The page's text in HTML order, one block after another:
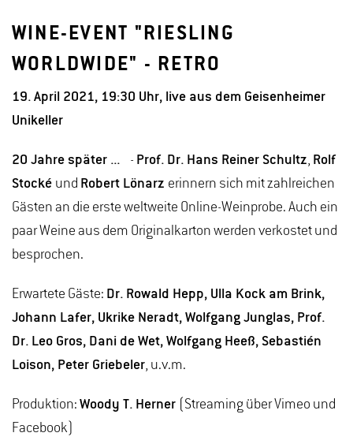
WINE-EVENT "RIESLING
WORLDWIDE" - RETRO
19. April 2021, 19:30 Uhr, live aus dem Geisenheimer
Unikeller
20 Jahre später ... - Prof. Dr. Hans Reiner Schultz, Rolf
Stocké und Robert Lönarz erinnern sich mit zahlreichen
Gästen an die erste weltweite Online-Weinprobe. Auch ein
paar Weine aus dem Originalkarton werden verkostet und
besprochen.
Erwartete Gäste: Dr. Rowald Hepp, Ulla Kock am Brink,
Johann Lafer, Ukrike Neradt, Wolfgang Junglas, Prof.
Dr. Leo Gros, Dani de Wet, Wolfgang Heeß, Sebastién
Loison, Peter Griebeler, u.v.m.
Produktion: Woody T. Herner (Streaming über Vimeo und
Facebook)